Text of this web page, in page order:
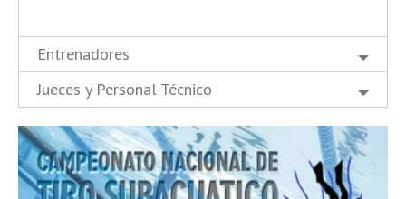
Entrenadores
Jueces y Personal Técnico